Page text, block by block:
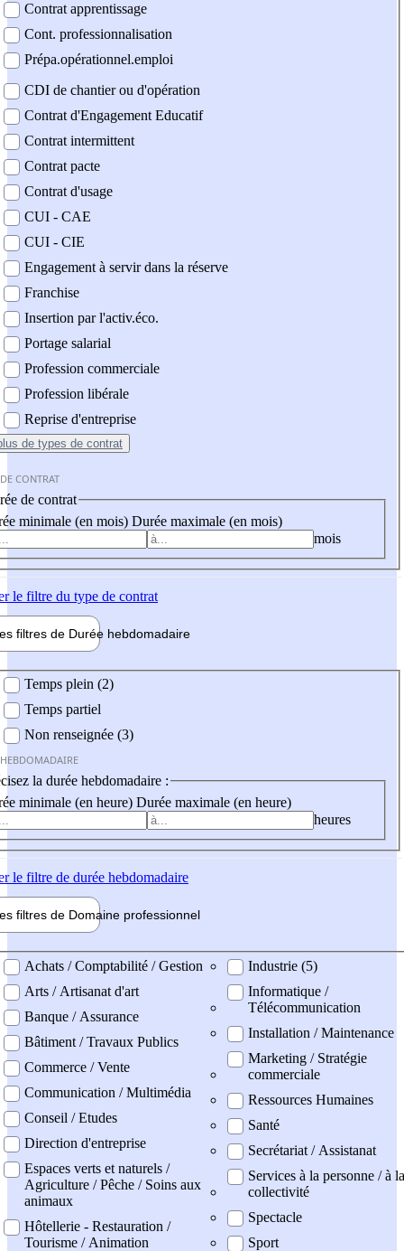
Contrat apprentissage
Cont. professionnalisation
Prépa.opérationnel.emploi
CDI de chantier ou d'opération
Contrat d'Engagement Educatif
Contrat intermittent
Contrat pacte
Contrat d'usage
CUI - CAE
CUI - CIE
Engagement à servir dans la réserve
Franchise
Insertion par l'activ.éco.
Portage salarial
Profession commerciale
Profession libérale
Reprise d'entreprise
de types de contrat
CONTRAT
de contrat
minimale (en mois) Durée maximale (en mois)
mois
le filtre du type de contrat
filtres de Durée hebdomadaire
Temps plein (2)
Temps partiel
Non renseignée (3)
la durée hebdomadaire :
minimale (en heure) Durée maximale (en heure)
heures
le filtre de durée hebdomadaire
filtres de Domaine professionnel
professionel
Achats / Comptabilité / Gestion
Arts / Artisanat d'art
Banque / Assurance
Bâtiment / Travaux Publics
Commerce / Vente
Communication / Multimédia
Conseil / Etudes
Direction d'entreprise
Espaces verts et naturels /
Agriculture / Pêche / Soins aux
animaux
Hôtellerie - Restauration /
Tourisme / Animation
Industrie (5)
Informatique /
Télécommunication
Installation / Maintenance
Marketing / Stratégie
commerciale
Ressources Humaines
Santé
Secrétariat / Assistanat
Services à la personne / à la
collectivité
Spectacle
Sport